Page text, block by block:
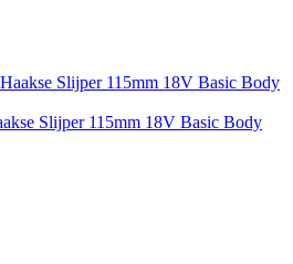
Slijper 115mm 18V Basic Body